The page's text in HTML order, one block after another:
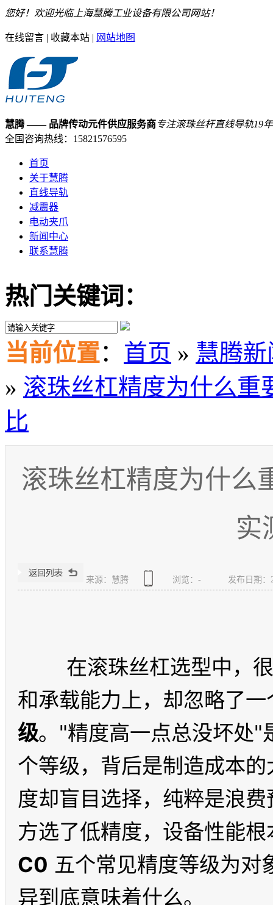
您好！欢迎光临上海慧腾工业设备有限公司网站！
在线留言 | 收藏本站 | 网站地图
慧腾—— 品牌传动元件供应服务商专注滚珠丝杆直线导轨19年
全国咨询热线： 15821576595
首页
关于慧腾
直线导轨
减震器
电动夹爪
新闻中心
联系慧腾
热门关键词：
当前位置： 首页 » 慧腾
» 滚珠丝杠精度为什么重
比
滚珠丝杠精度为什么
实
来源：慧腾 浏览： - 发布日期：
和承载能力上，却忽略了
级。"精度高一点总没坏处"
个等级，背后是制造成本
度却盲目选择，纯粹是浪
方选了低精度，设备性能
C0 五个常见精度等级为对